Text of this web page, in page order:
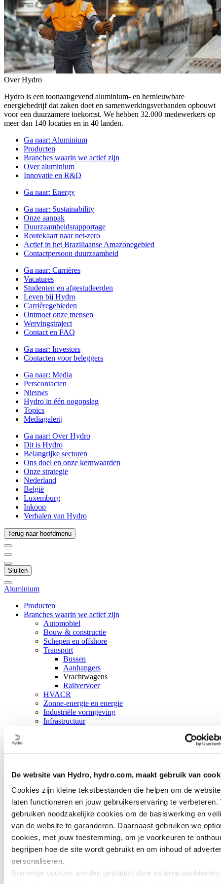
De website van Hydro, hydro.com, maakt gebruik van
Cookies zijn kleine tekstbestanden die helpen om de
laten functioneren en jouw gebruikerservaring te verbeteren.
gebruiken noodzakelijke cookies om de basiswerking en
van de website te garanderen. Daarnaast gebruiken we
cookies, met jouw toestemming, om je voorkeuren te
begrijpen hoe de site wordt gebruikt en om inhoud of
personaliseren.
Sommige cookies worden geplaatst door externe
Over Hydro
Hydro is een toonaangevend aluminium- en hernieuwbare
energiebedrijf dat zaken doet en samenwerkingsverbanden opbouwt
voor een duurzamere toekomst. We hebben 32.000 medewerkers op
meer dan 140 locaties en in 40 landen.
Ga naar: Aluminium
Producten
Branches waarin we actief zijn
Over aluminium
Innovatie en R&D
Ga naar: Energy
Ga naar: Sustainability
Onze aanpak
Duurzaamheidsrapportage
Routekaart naar net-zero
Actief in het Braziliaanse Amazonegebied
Contactpersoon duurzaamheid
Ga naar: Carrières
Vacatures
Studenten en afgestudeerden
Leven bij Hydro
Carrièregebieden
Ontmoet onze mensen
Wervingstraject
Contact en FAQ
Ga naar: Investors
Contacten voor beleggers
Ga naar: Media
Perscontacten
Nieuws
Hydro in één oogopslag
Topics
Mediagalerij
Ga naar: Over Hydro
Dit is Hydro
Belangrijke sectoren
Ons doel en onze kernwaarden
Onze strategie
Nederland
België
Luxemburg
Inkoop
Verhalen van Hydro
Terug naar hoofdmenu
Sluiten
Aluminium
Producten
Branches waarin we actief zijn
Automobiel
Bouw & constructie
Schepen en offshore
Transport
Bussen
Aanhangers
Vrachtwagens
Railvervoer
HVACR
Zonne-energie en energie
Industriële vormgeving
Infrastructuur
Innovatie en R&D
Aluminium
Transport
Vrachtwagens
Lichtere vrachtwagens
besparen kosten en brandstof
Door de overstap naar aluminium onderdelen, worden vrachtwagens
lichter. Lichtere vrachtwagens zorgen voor lagere kosten en